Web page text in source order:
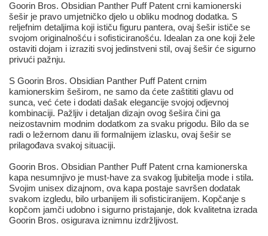
Goorin Bros. Obsidian Panther Puff Patent crni kamionerski
šešir je pravo umjetničko djelo u obliku modnog dodatka. S
reljefnim detaljima koji ističu figuru pantera, ovaj šešir ističe se
svojom originalnošću i sofisticiranošću. Idealan za one koji žele
ostaviti dojam i izraziti svoj jedinstveni stil, ovaj šešir će sigurno
privući pažnju.
S Goorin Bros. Obsidian Panther Puff Patent crnim
kamionerskim šeširom, ne samo da ćete zaštititi glavu od
sunca, već ćete i dodati dašak elegancije svojoj odjevnoj
kombinaciji. Pažljiv i detaljan dizajn ovog šešira čini ga
neizostavnim modnim dodatkom za svaku prigodu. Bilo da se
radi o ležernom danu ili formalnijem izlasku, ovaj šešir se
prilagođava svakoj situaciji.
Goorin Bros. Obsidian Panther Puff Patent crna kamionerska
kapa nesumnjivo je must-have za svakog ljubitelja mode i stila.
Svojim unisex dizajnom, ova kapa postaje savršen dodatak
svakom izgledu, bilo urbanijem ili sofisticiranijem. Kopčanje s
kopčom jamči udobno i sigurno pristajanje, dok kvalitetna izrada
Goorin Bros. osigurava iznimnu izdržljivost.